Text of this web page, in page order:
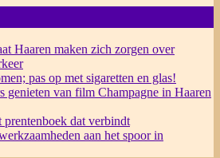
Haaren maken zich zorgen over
pas op met sigaretten en glas!
genieten van film Champagne in Haaren
dat verbindt
aan het spoor in